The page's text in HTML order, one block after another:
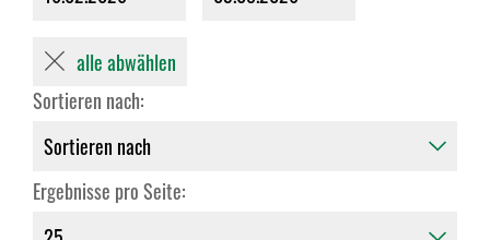
alle abwählen
Sortieren nach:
Ergebnisse pro Seite: